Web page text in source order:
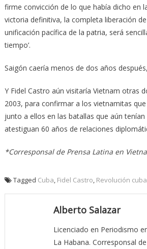
firme convicción de lo que había dicho en
victoria definitiva, la completa liberación
unificación pacífica de la patria, será
tiempo’.
Saigón caería menos de dos años
Y Fidel Castro aún visitaría Vietnam otras
2003, para confirmar a los vietnamitas
junto a ellos en las batallas que aún
atestiguan 60 años de relaciones
*Corresponsal de Prensa Latina en
Tagged Cuba Fidel Castro Revolución
Alberto Salazar
Licenciado en Periodismo
La Habana. Corresponsal